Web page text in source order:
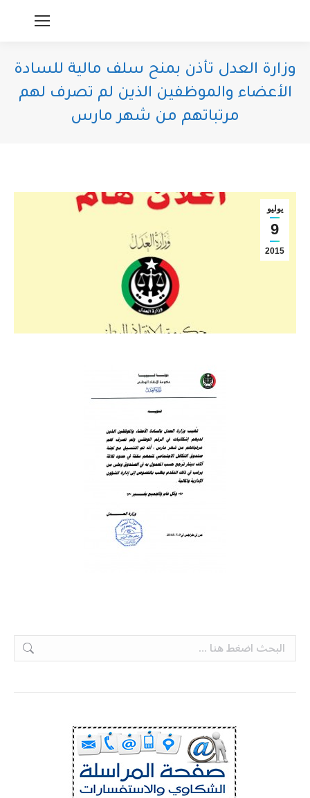
وزارة العدل تأذن بمنح سلف مالية للسادة
الأعضاء والموظفين الذين لم تصرف لهم
مرتباتهم من شهر مارس
يوليو
9
2015
Search: